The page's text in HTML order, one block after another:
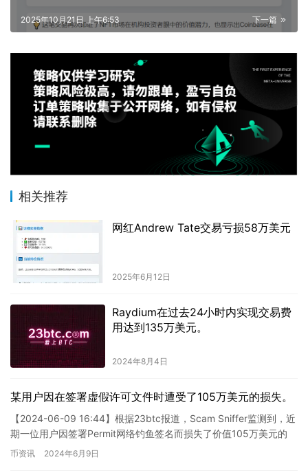
下一篇
2025年10月21日 上午6:53
相关推荐
网红Andrew Tate交易亏损58万美元
2025年6月12日
Raydium在过去24小时内实现交易费
用达到135万美元。
2024年8月4日
某用户因在签署虚假许可文件时遭受了105万美元的损失。
【2024-06-09 16:44】根据23btc报道，Scam Sniffer监测到，近
期一位用户因签署Permit网络钓鱼签名而损失了价值105万美元的
Pendle USD加密…
币资讯 2024年6月9日